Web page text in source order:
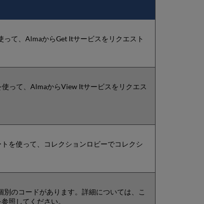
って、AlmaからGet Itサービスをリクエスト
って、AlmaからView Itサービスをリクエス
を使って、コレクションロビーでコレクシ
のコードがあります。詳細については、こ
照してください。